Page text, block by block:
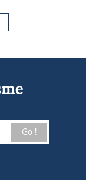
Go !